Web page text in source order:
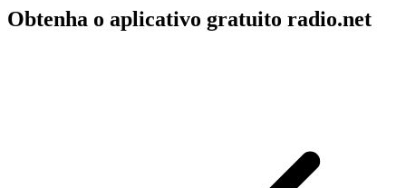
Obtenha o aplicativo gratuito radio.net